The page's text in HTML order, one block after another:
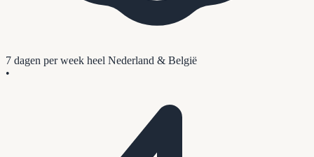
7 dagen per week heel Nederland & België
•